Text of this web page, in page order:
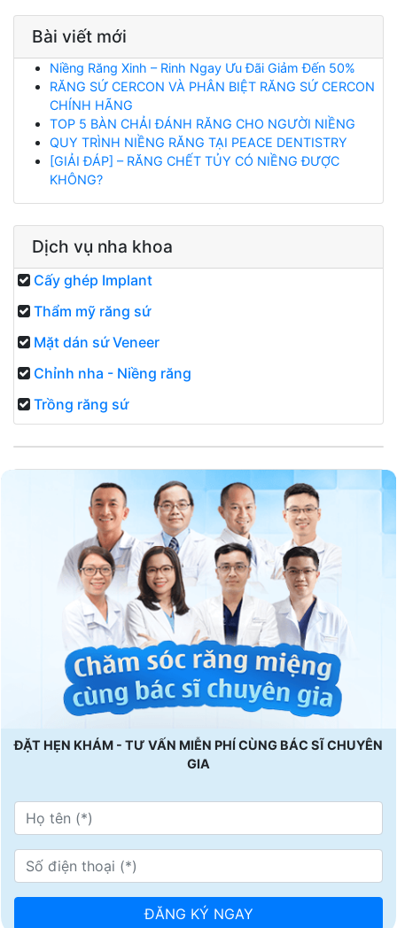
Bài viết mới
Niềng Răng Xinh – Rinh Ngay Ưu Đãi Giảm Đến 50%
RĂNG SỨ CERCON VÀ PHÂN BIỆT RĂNG SỨ CERCON
CHÍNH HÃNG
TOP 5 BÀN CHẢI ĐÁNH RĂNG CHO NGƯỜI NIỀNG
QUY TRÌNH NIỀNG RĂNG TẠI PEACE DENTISTRY
[GIẢI ĐÁP] – RĂNG CHẾT TỦY CÓ NIỀNG ĐƯỢC
KHÔNG?
Dịch vụ nha khoa
Cấy ghép Implant
Thẩm mỹ răng sứ
Mặt dán sứ Veneer
Chỉnh nha - Niềng răng
Trồng răng sứ
ĐẶT HẸN KHÁM - TƯ VẤN MIỄN PHÍ CÙNG BÁC SĨ CHUYÊN
GIA